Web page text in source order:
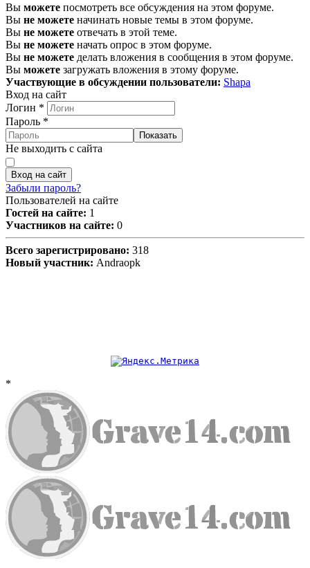
Вы можете посмотреть все обсуждения на этом форуме.
Вы не можете начинать новые темы в этом форуме.
Вы не можете отвечать в этой теме.
Вы не можете начать опрос в этом форуме.
Вы не можете делать вложения в сообщения в этом форуме.
Вы можете загружать вложения в этому форуме.
Участвующие в обсуждении пользователи: Shapa
Вход на сайт
Логин *
Пароль *
Показать
Не выходить с сайта
Вход на сайт
Забыли пароль?
Пользователей на сайте
Гостей на сайте: 1
Участников на сайте: 0
Всего зарегистрировано: 318
Новый участник: Andraopk
*